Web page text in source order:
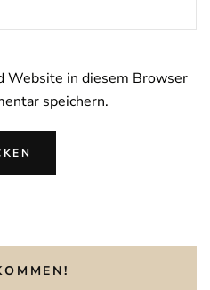
Website in diesem Browser
speichern.